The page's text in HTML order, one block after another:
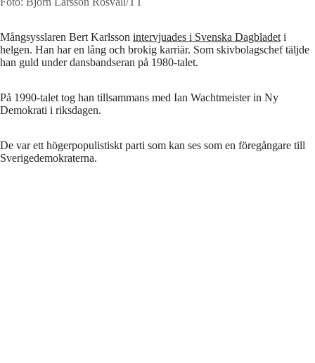
Mångsysslaren Bert Karlsson intervjuades i Svenska Dagbladet i
helgen. Han har en lång och brokig karriär. Som skivbolagschef täljde
han guld under dansbandseran på 1980-talet.
På 1990-talet tog han tillsammans med Ian Wachtmeister in Ny
Demokrati i riksdagen.
De var ett högerpopulistiskt parti som kan ses som en föregångare till
Sverigedemokraterna.